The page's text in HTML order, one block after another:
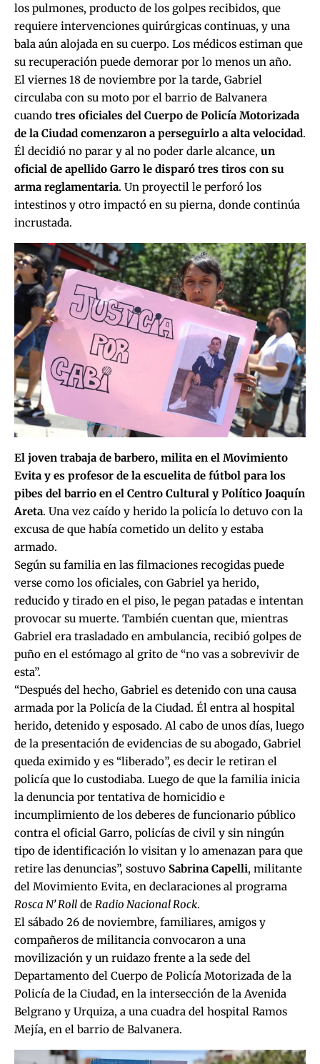
los pulmones, producto de los golpes recibidos, que
requiere intervenciones quirúrgicas continuas, y una
bala aún alojada en su cuerpo. Los médicos estiman que
su recuperación puede demorar por lo menos un año.
El viernes 18 de noviembre por la tarde, Gabriel
circulaba con su moto por el barrio de Balvanera
cuando tres oficiales del Cuerpo de Policía Motorizada
de la Ciudad comenzaron a perseguirlo a alta velocidad.
Él decidió no parar y al no poder darle alcance, un
oficial de apellido Garro le disparó tres tiros con su
arma reglamentaria. Un proyectil le perforó los
intestinos y otro impactó en su pierna, donde continúa
incrustada.
El joven trabaja de barbero, milita en el Movimiento
Evita y es profesor de la escuelita de fútbol para los
pibes del barrio en el Centro Cultural y Político Joaquín
Areta. Una vez caído y herido la policía lo detuvo con la
excusa de que había cometido un delito y estaba
armado.
Según su familia en las filmaciones recogidas puede
verse como los oficiales, con Gabriel ya herido,
reducido y tirado en el piso, le pegan patadas e intentan
provocar su muerte. También cuentan que, mientras
Gabriel era trasladado en ambulancia, recibió golpes de
puño en el estómago al grito de “no vas a sobrevivir de
esta”.
“Después del hecho, Gabriel es detenido con una causa
armada por la Policía de la Ciudad. Él entra al hospital
herido, detenido y esposado. Al cabo de unos días, luego
de la presentación de evidencias de su abogado, Gabriel
queda eximido y es “liberado”, es decir le retiran el
policía que lo custodiaba. Luego de que la familia inicia
la denuncia por tentativa de homicidio e
incumplimiento de los deberes de funcionario público
contra el oficial Garro, policías de civil y sin ningún
tipo de identificación lo visitan y lo amenazan para que
retire las denuncias”, sostuvo Sabrina Capelli, militante
del Movimiento Evita, en declaraciones al programa
Rosca N’ Roll de Radio Nacional Rock.
El sábado 26 de noviembre, familiares, amigos y
compañeros de militancia convocaron a una
movilización y un ruidazo frente a la sede del
Departamento del Cuerpo de Policía Motorizada de la
Policía de la Ciudad, en la intersección de la Avenida
Belgrano y Urquiza, a una cuadra del hospital Ramos
Mejía, en el barrio de Balvanera.